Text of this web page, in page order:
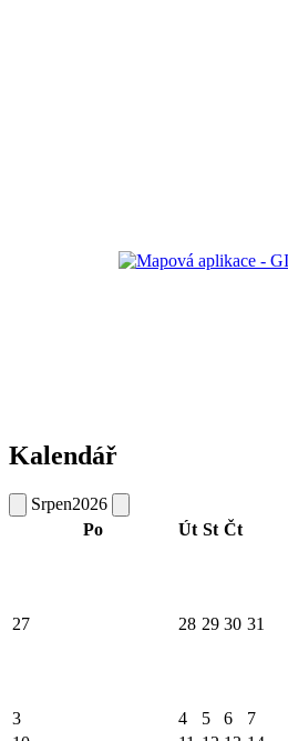
Kalendář
Srpen2026
Po
Út St Čt
27 28 29 30 31
3 4 5 6 7